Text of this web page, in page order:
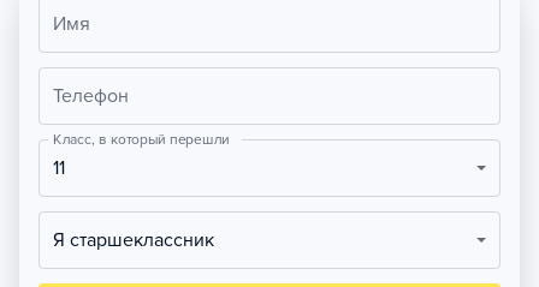
Имя
Телефон
Класс, в который перешли
11
Я старшеклассник